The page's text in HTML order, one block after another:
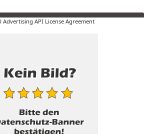
Advertising API License Agreement